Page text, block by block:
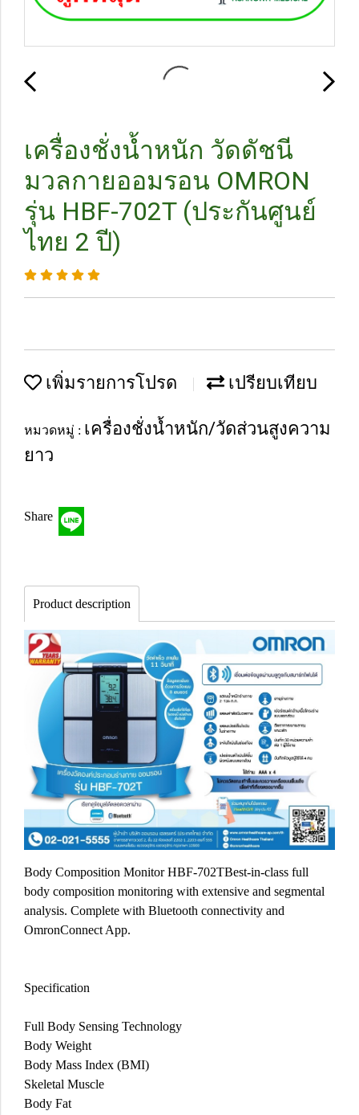
เครื่องชั่งน้ำหนัก วัดดัชนี
มวลกายออมรอน OMRON
รุ่น HBF-702T (ประกันศูนย์
ไทย 2 ปี)
เพิ่มรายการโปรด เปรียบเทียบ
หมวดหมู่ : เครื่องชั่งน้ำหนัก/วัดส่วนสูงความ
ยาว
Share
Product description
Body Composition Monitor HBF-702TBest-in-class full
body composition monitoring with extensive and segmental
analysis. Complete with Bluetooth connectivity and
OmronConnect App.
Specification
Full Body Sensing Technology
Body Weight
Body Mass Index (BMI)
Skeletal Muscle
Body Fat